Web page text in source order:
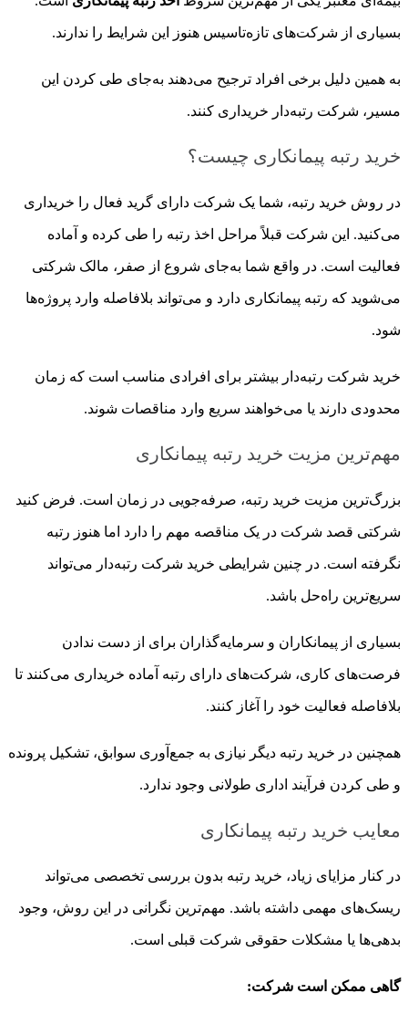
بسیاری از شرکت‌های تازه‌تاسیس هنوز این شرایط را ندارند.
به همین دلیل برخی افراد ترجیح می‌دهند به‌جای طی کردن این
مسیر، شرکت رتبه‌دار خریداری کنند.
خرید رتبه پیمانکاری چیست؟
در روش خرید رتبه، شما یک شرکت دارای گرید فعال را خریداری
می‌کنید. این شرکت قبلاً مراحل اخذ رتبه را طی کرده و آماده
فعالیت است. در واقع شما به‌جای شروع از صفر، مالک شرکتی
می‌شوید که رتبه پیمانکاری دارد و می‌تواند بلافاصله وارد پروژه‌ها
شود.
خرید شرکت رتبه‌دار بیشتر برای افرادی مناسب است که زمان
محدودی دارند یا می‌خواهند سریع وارد مناقصات شوند.
مهم‌ترین مزیت خرید رتبه پیمانکاری
بزرگ‌ترین مزیت خرید رتبه، صرفه‌جویی در زمان است. فرض کنید
شرکتی قصد شرکت در یک مناقصه مهم را دارد اما هنوز رتبه
نگرفته است. در چنین شرایطی خرید شرکت رتبه‌دار می‌تواند
سریع‌ترین راه‌حل باشد.
بسیاری از پیمانکاران و سرمایه‌گذاران برای از دست ندادن
فرصت‌های کاری، شرکت‌های دارای رتبه آماده خریداری می‌کنند تا
بلافاصله فعالیت خود را آغاز کنند.
همچنین در خرید رتبه دیگر نیازی به جمع‌آوری سوابق، تشکیل پرونده
و طی کردن فرآیند اداری طولانی وجود ندارد.
معایب خرید رتبه پیمانکاری
در کنار مزایای زیاد، خرید رتبه بدون بررسی تخصصی می‌تواند
ریسک‌های مهمی داشته باشد. مهم‌ترین نگرانی در این روش، وجود
بدهی‌ها یا مشکلات حقوقی شرکت قبلی است.
گاهی ممکن است شرکت: